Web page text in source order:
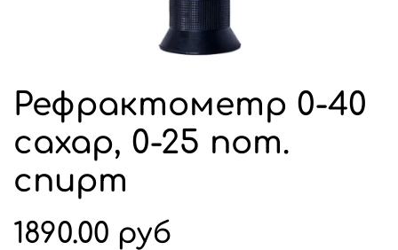
Рефрактометр 0-40
сахар, 0-25 пот.
спирт
1890.00 руб